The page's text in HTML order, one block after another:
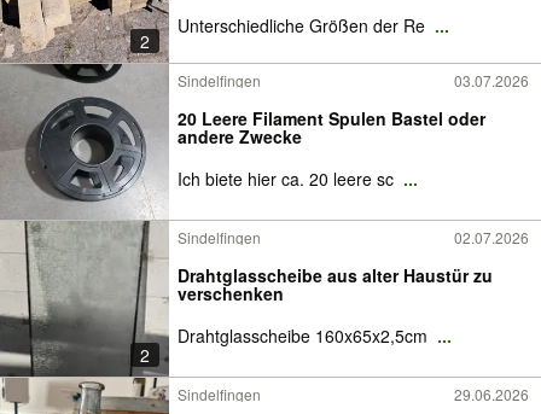
2
Unterschiedliche Größen der Re ...
Sindelfingen 03.07.2026
20 Leere Filament Spulen Bastel oder
andere Zwecke
Ich biete hier ca. 20 leere sc ...
2
Sindelfingen 02.07.2026
Drahtglasscheibe aus alter Haustür zu
verschenken
Drahtglasscheibe 160x65x2,5cm ...
Sindelfingen 29.06.2026